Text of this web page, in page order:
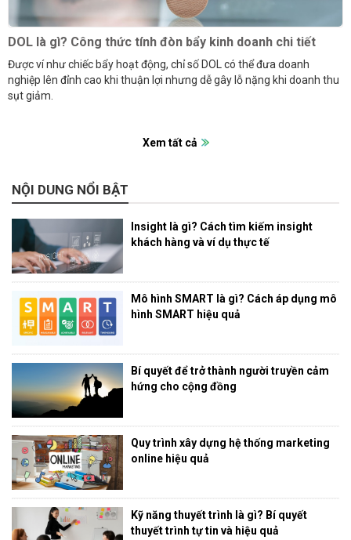
DOL là gì? Công thức tính đòn bẩy kinh doanh chi tiết
Được ví như chiếc bẩy hoạt động, chỉ số DOL có thể đưa doanh
nghiệp lên đỉnh cao khi thuận lợi nhưng dễ gây lỗ nặng khi doanh thu
sụt giảm.
Xem tất cả
NỘI DUNG NỔI BẬT
Insight là gì? Cách tìm kiếm insight
khách hàng và ví dụ thực tế
Mô hình SMART là gì? Cách áp dụng mô
hình SMART hiệu quả
Bí quyết để trở thành người truyền cảm
hứng cho cộng đồng
Quy trình xây dựng hệ thống marketing
online hiệu quả
Kỹ năng thuyết trình là gì? Bí quyết
thuyết trình tự tin và hiệu quả